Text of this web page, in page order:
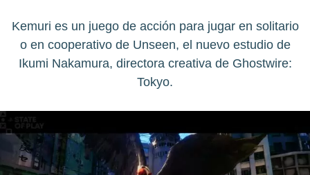
Kemuri es un juego de acción para jugar en solitario
o en cooperativo de Unseen, el nuevo estudio de
Ikumi Nakamura, directora creativa de Ghostwire:
Tokyo.